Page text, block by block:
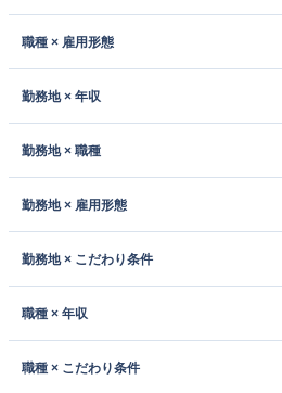
職種 × 雇用形態
勤務地 × 年収
勤務地 × 職種
勤務地 × 雇用形態
勤務地 × こだわり条件
職種 × 年収
職種 × こだわり条件